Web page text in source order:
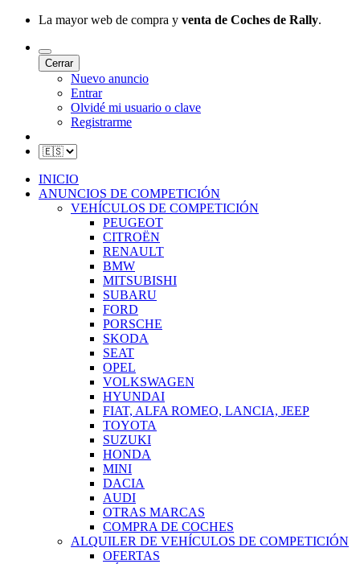
La mayor web de compra y venta de Coches de Rally.
Cerrar
Nuevo anuncio
Entrar
Olvidé mi usuario o clave
Registrarme
INICIO
ANUNCIOS DE COMPETICIÓN
VEHÍCULOS DE COMPETICIÓN
PEUGEOT
CITROËN
RENAULT
BMW
MITSUBISHI
SUBARU
FORD
PORSCHE
SKODA
SEAT
OPEL
VOLKSWAGEN
HYUNDAI
FIAT, ALFA ROMEO, LANCIA, JEEP
TOYOTA
SUZUKI
HONDA
MINI
DACIA
AUDI
OTRAS MARCAS
COMPRA DE COCHES
ALQUILER DE VEHÍCULOS DE COMPETICIÓN
OFERTAS